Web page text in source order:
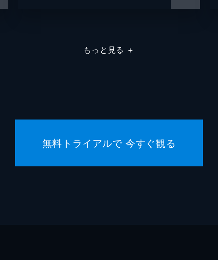
ピエー
もっと見る ＋
無料トライアルで 今すぐ観る